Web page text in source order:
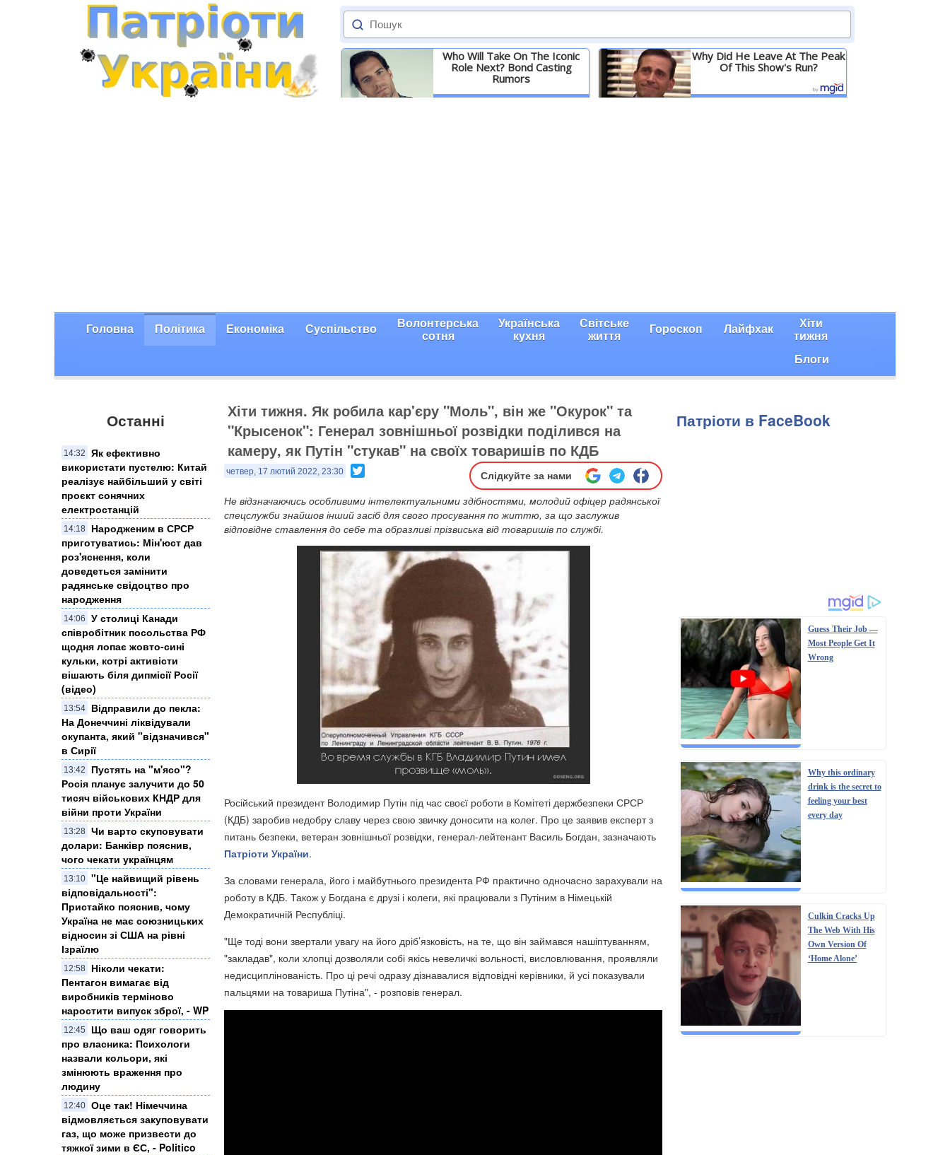
Who Will Take On The Iconic
Role Next? Bond Casting
Rumors
Why Did He Leave At The Peak
Of This Show's Run?
Головна Політика Економіка Суспільство Волонтерська
сотня
Українська
кухня
Світське
життя Гороскоп Лайфхак Хіти
тижня
Блоги
Останні
14:32
Як ефективно
використати пустелю: Китай
реалізує найбільший у світі
проєкт сонячних
електростанцій
14:18
Народженим в СРСР
приготуватись: Мін'юст дав
роз'яснення, коли
доведеться замінити
радянське свідоцтво про
народження
14:06
У столиці Канади
співробітник посольства РФ
щодня лопає жовто-сині
кульки, котрі активісти
вішають біля дипмісії Росії
(відео)
13:54
Відправили до пекла:
На Донеччині ліквідували
окупанта, який "відзначився"
в Сирії
13:42
Пустять на "м'ясо"?
Росія планує залучити до 50
тисяч військових КНДР для
війни проти України
13:28 Чи варто скуповувати
долари: Банківр пояснив,
чого чекати українцям
13:10 "Це найвищий рівень
відповідальності":
Пристайко пояснив, чому
Україна не має союзницьких
відносин зі США на рівні
Ізраїлю
12:58
Ніколи чекати:
Пентагон вимагає від
виробників терміново
наростити випуск зброї, - WP
12:45
Що ваш одяг говорить
про власника: Психологи
назвали кольори, які
змінюють враження про
людину
12:40 Оце так! Німеччина
відмовляється закуповувати
газ, що може призвести до
тяжкої зими в ЄС, - Politico
Хіти тижня. Як робила кар'єру "Моль", він же "Окурок" та
"Крысенок": Генерал зовнішньої розвідки поділився на
камеру, як Путін "стукав" на своїх товаришів по КДБ
четвер, 17 лютий 2022, 23:30 Слідкуйте за нами
Не відзначаючись особливими інтелектуальними здібностями, молодий офіцер радянської
спецслужби знайшов інший засіб для свого просування по життю, за що заслужив
відповідне ставлення до себе та образливі прізвиська від товаришів по службі.
Російський президент Володимир Путін під час своєї роботи в Комітеті держбезпеки СРСР
(КДБ) заробив недобру славу через свою звичку доносити на колег. Про це заявив експерт з
питань безпеки, ветеран зовнішньої розвідки, генерал-лейтенант Василь Богдан, зазначають
Патріоти України.
За словами генерала, його і майбутнього президента РФ практично одночасно зарахували на
роботу в КДБ. Також у Богдана є друзі і колеги, які працювали з Путіним в Німецькій
Демократичній Республіці.
"Ще тоді вони звертали увагу на його дріб’язковість, на те, що він займався нашіптуванням,
"закладав", коли хлопці дозволяли собі якісь невеличкі вольності, висловлювання, проявляли
недисциплінованість. Про ці речі одразу дізнавалися відповідні керівники, й усі показували
пальцями на товариша Путіна", - розповів генерал.
Патріоти в FaceBook
Guess Their Job —
Most People Get It
Wrong
Why this ordinary
drink is the secret to
feeling your best
every day
Culkin Cracks Up
The Web With His
Own Version Of
‘Home Alone’